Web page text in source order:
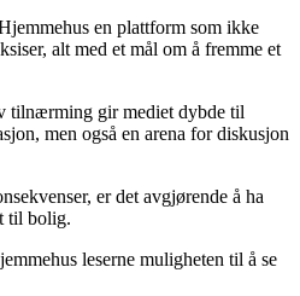
en plattform som ikke
alt med et mål om å fremme et
tilnærming gir mediet dybde til
men også en arena for diskusjon
er det avgjørende å ha
til bolig.
leserne muligheten til å se